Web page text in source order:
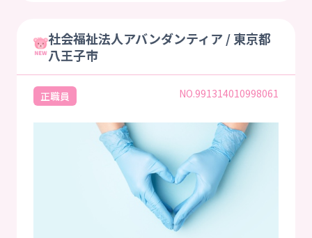
社会福祉法人アバンダンティア / 東京都
八王子市
正職員 NO.991314010998061